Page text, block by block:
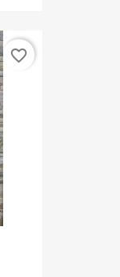
favorite_border